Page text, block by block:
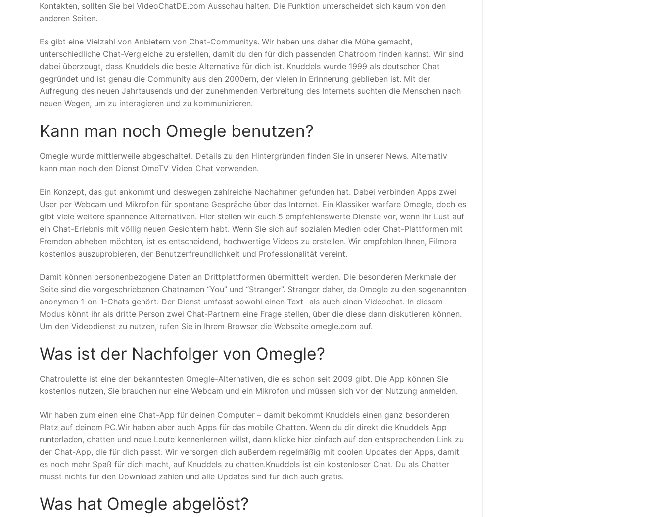
Kontakten, sollten Sie bei VideoChatDE.com Ausschau halten. Die Funktion unterscheidet sich kaum von den
anderen Seiten.
Es gibt eine Vielzahl von Anbietern von Chat-Communitys. Wir haben uns daher die Mühe gemacht,
unterschiedliche Chat-Vergleiche zu erstellen, damit du den für dich passenden Chatroom finden kannst. Wir sind
dabei überzeugt, dass Knuddels die beste Alternative für dich ist. Knuddels wurde 1999 als deutscher Chat
gegründet und ist genau die Community aus den 2000ern, der vielen in Erinnerung geblieben ist. Mit der
Aufregung des neuen Jahrtausends und der zunehmenden Verbreitung des Internets suchten die Menschen nach
neuen Wegen, um zu interagieren und zu kommunizieren.
Kann man noch Omegle benutzen?
Omegle wurde mittlerweile abgeschaltet. Details zu den Hintergründen finden Sie in unserer News. Alternativ
kann man noch den Dienst OmeTV Video Chat verwenden.
Ein Konzept, das gut ankommt und deswegen zahlreiche Nachahmer gefunden hat. Dabei verbinden Apps zwei
User per Webcam und Mikrofon für spontane Gespräche über das Internet. Ein Klassiker warfare Omegle, doch es
gibt viele weitere spannende Alternativen. Hier stellen wir euch 5 empfehlenswerte Dienste vor, wenn ihr Lust auf
ein Chat-Erlebnis mit völlig neuen Gesichtern habt. Wenn Sie sich auf sozialen Medien oder Chat-Plattformen mit
Fremden abheben möchten, ist es entscheidend, hochwertige Videos zu erstellen. Wir empfehlen Ihnen, Filmora
kostenlos auszuprobieren, der Benutzerfreundlichkeit und Professionalität vereint.
Damit können personenbezogene Daten an Drittplattformen übermittelt werden. Die besonderen Merkmale der
Seite sind die vorgeschriebenen Chatnamen “You” und “Stranger”. Stranger daher, da Omegle zu den sogenannten
anonymen 1-on-1-Chats gehört. Der Dienst umfasst sowohl einen Text- als auch einen Videochat. In diesem
Modus könnt ihr als dritte Person zwei Chat-Partnern eine Frage stellen, über die diese dann diskutieren können.
Um den Videodienst zu nutzen, rufen Sie in Ihrem Browser die Webseite omegle.com auf.
Was ist der Nachfolger von Omegle?
Chatroulette ist eine der bekanntesten Omegle-Alternativen, die es schon seit 2009 gibt. Die App können Sie
kostenlos nutzen, Sie brauchen nur eine Webcam und ein Mikrofon und müssen sich vor der Nutzung anmelden.
Wir haben zum einen eine Chat-App für deinen Computer – damit bekommt Knuddels einen ganz besonderen
Platz auf deinem PC.Wir haben aber auch Apps für das mobile Chatten. Wenn du dir direkt die Knuddels App
runterladen, chatten und neue Leute kennenlernen willst, dann klicke hier einfach auf den entsprechenden Link zu
der Chat-App, die für dich passt. Wir versorgen dich außerdem regelmäßig mit coolen Updates der Apps, damit
es noch mehr Spaß für dich macht, auf Knuddels zu chatten.Knuddels ist ein kostenloser Chat. Du als Chatter
musst nichts für den Download zahlen und alle Updates sind für dich auch gratis.
Was hat Omegle abgelöst?